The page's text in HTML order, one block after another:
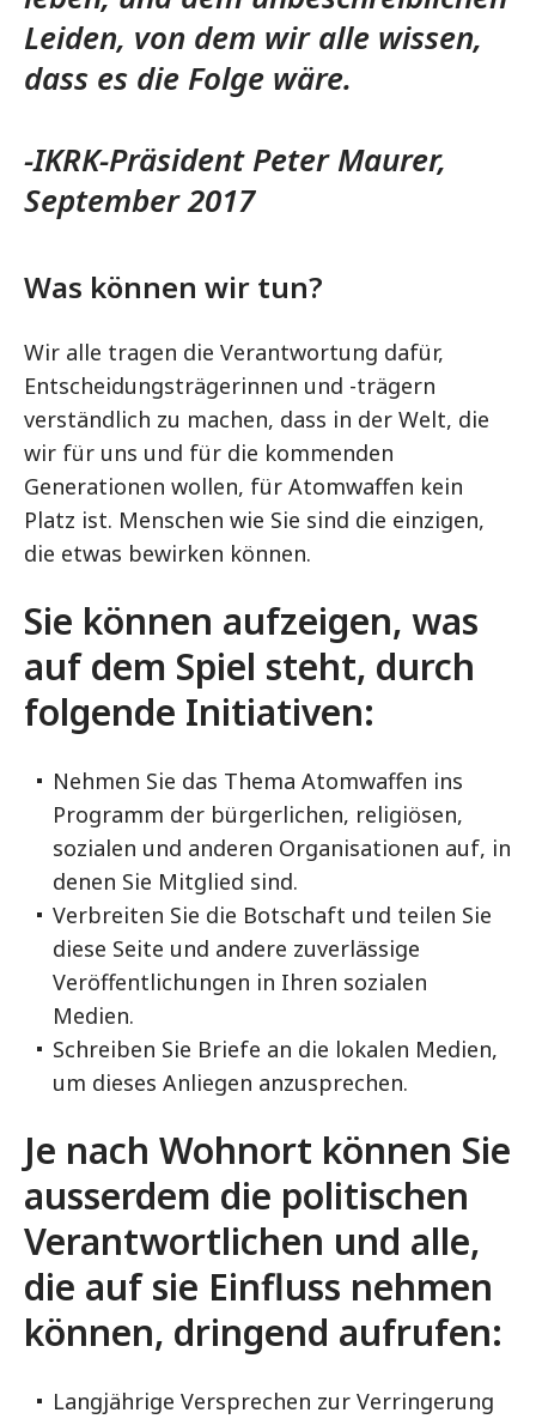
Leiden, von dem wir alle wissen,
dass es die Folge wäre.
-IKRK-Präsident Peter Maurer,
September 2017
Was können wir tun?
Wir alle tragen die Verantwortung dafür,
Entscheidungsträgerinnen und -trägern
verständlich zu machen, dass in der Welt, die
wir für uns und für die kommenden
Generationen wollen, für Atomwaffen kein
Platz ist. Menschen wie Sie sind die einzigen,
die etwas bewirken können.
Sie können aufzeigen, was
auf dem Spiel steht, durch
folgende Initiativen:
Nehmen Sie das Thema Atomwaffen ins
Programm der bürgerlichen, religiösen,
sozialen und anderen Organisationen auf, in
denen Sie Mitglied sind.
Verbreiten Sie die Botschaft und teilen Sie
diese Seite und andere zuverlässige
Veröffentlichungen in Ihren sozialen
Medien.
Schreiben Sie Briefe an die lokalen Medien,
um dieses Anliegen anzusprechen.
Je nach Wohnort können Sie
ausserdem die politischen
Verantwortlichen und alle,
die auf sie Einfluss nehmen
können, dringend aufrufen:
Langjährige Versprechen zur Verringerung